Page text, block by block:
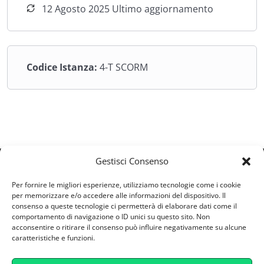
Gestisci Consenso
Per fornire le migliori esperienze, utilizziamo tecnologie come i cookie
per memorizzare e/o accedere alle informazioni del dispositivo. Il
consenso a queste tecnologie ci permetterà di elaborare dati come il
comportamento di navigazione o ID unici su questo sito. Non
acconsentire o ritirare il consenso può influire negativamente su alcune
caratteristiche e funzioni.
scenari di risorse limitate.
La seconda parte del corso è dedicata alle sfide della
sostenibilità: dall’impresa etica all’industria 4.0, dalla
servitizzazione alla finanza sostenibile, fino alle nuove
responsabilità. L’obiettivo è formare professionisti in
12 Agosto 2025 Ultimo aggiornamento
Codice Istanza: 4-T SCORM
ESV S.R.L
Via Castellana 164/A - 30174 - Zelarino (VE)
Partita IVA: 04746800277
supporto@retefad.it
Cookie Policy